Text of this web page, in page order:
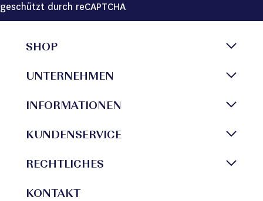
geschützt durch reCAPTCHA
SHOP
UNTERNEHMEN
INFORMATIONEN
KUNDENSERVICE
RECHTLICHES
KONTAKT